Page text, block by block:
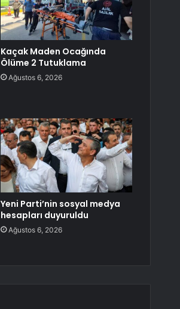
Kaçak Maden Ocağında
Ölüme 2 Tutuklama
Ağustos 6, 2026
Yeni Parti’nin sosyal medya
hesapları duyuruldu
Ağustos 6, 2026